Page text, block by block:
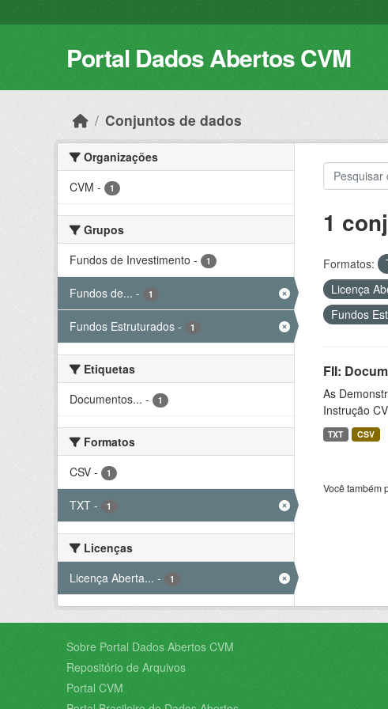
Portal Dados Abertos CVM
Conjuntos de dados
Organizações
CVM - 1
Grupos
Fundos de Investimento - 1
Fundos de... - 1
Fundos Estruturados - 1
Etiquetas
Documentos... - 1
Formatos
CSV - 1
TXT - 1
Licenças
Licença Aberta... - 1
1
Formatos:
Licença
Fundos
FII:
As
Instrução
TXT CSV
Você também
Sobre Portal Dados Abertos CVM
Repositório de Arquivos
Portal CVM